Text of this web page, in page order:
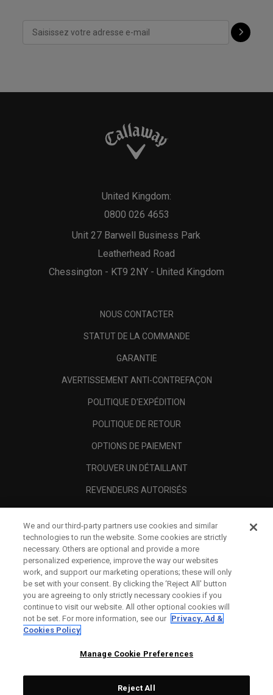
Unit 27 Barwell Business Park
Leatherhead Road
Chessington - KT9 2NY - United Kingdom
United Kingdom:
0800 026 4653
NOUS CONTACTER
STATUT DE LA COMMANDE
GARANTIE
AVERTISSEMENT ANTI-CONTREFAÇON
POLITIQUE D'EXPÉDITION
POLITIQUE DE RETOUR
OPTIONS DE PAIEMENT
TROUVER UN DÉTAILLANT
REVENDEURS AUTORISÉS
A PROPOS
MENTIONS LÉGALES
We and our third-party partners use cookies and similar
technologies to run the website. Some cookies are strictly
necessary. Others are optional and provide a more
personalized experience, improve the way our websites
work, and support our marketing operations; these will only
be set with your consent. By clicking the ‘Reject All' button
you are agreeing to only strictly necessary cookies if you
continue to visit our website. All other optional cookies will
not be set. For more information, see our Privacy, Ad &
Cookies Policy
Manage Cookie Preferences
Reject All